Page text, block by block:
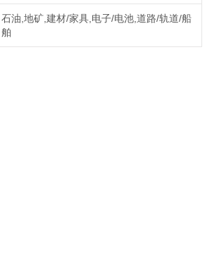
石油,地矿,建材/家具,电子/电池,道路/轨道/船
舶